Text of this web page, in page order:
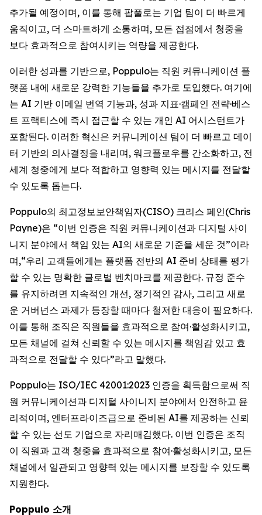
추가될 예정이며, 이를 통해 팝풀로는 기업 팀이 더 빠르게
움직이고, 더 스마트하게 소통하며, 모든 접점에서 청중을
보다 효과적으로 참여시키는 역량을 제공한다.
이러한 성과를 기반으로, Poppulo는 직원 커뮤니케이션 플
랫폼 내에 새로운 강력한 기능들을 추가로 도입했다. 여기에
는 AI 기반 이메일 번역 기능과, 성과 지표·캠페인 전략·베스
트 프랙티스에 즉시 접근할 수 있는 개인 AI 어시스턴트가
포함된다. 이러한 혁신은 커뮤니케이션 팀이 더 빠르고 데이
터 기반의 의사결정을 내리며, 워크플로우를 간소화하고, 전
세계 청중에게 보다 적합하고 영향력 있는 메시지를 전달할
수 있도록 돕는다.
Poppulo의 최고정보보안책임자(CISO) 크리스 페인(Chris
Payne)은 “이번 인증은 직원 커뮤니케이션과 디지털 사이
니지 분야에서 책임 있는 AI의 새로운 기준을 세운 것”이라
며,“우리 고객들에게는 플랫폼 전반의 AI 준비 상태를 평가
할 수 있는 명확한 글로벌 벤치마크를 제공한다. 규정 준수
를 유지하려면 지속적인 개선, 정기적인 감사, 그리고 새로
운 거버넌스 과제가 등장할 때마다 철저한 대응이 필요하다.
이를 통해 조직은 직원들을 효과적으로 참여·활성화시키고,
모든 채널에 걸쳐 신뢰할 수 있는 메시지를 책임감 있고 효
과적으로 전달할 수 있다”라고 말했다.
Poppulo는 ISO/IEC 42001:2023 인증을 획득함으로써 직
원 커뮤니케이션과 디지털 사이니지 분야에서 안전하고 윤
리적이며, 엔터프라이즈급으로 준비된 AI를 제공하는 신뢰
할 수 있는 선도 기업으로 자리매김했다. 이번 인증은 조직
이 직원과 고객 청중을 효과적으로 참여·활성화시키고, 모든
채널에서 일관되고 영향력 있는 메시지를 보장할 수 있도록
지원한다.
Poppulo 소개